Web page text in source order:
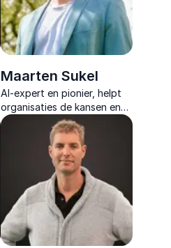
Maarten Sukel
AI-expert en pionier, helpt
organisaties de kansen en
risico’s van kunstmatige
intelligentie te begrijpen en